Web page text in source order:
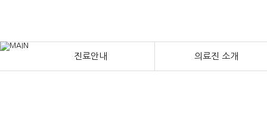
진료안내 의료진 소개